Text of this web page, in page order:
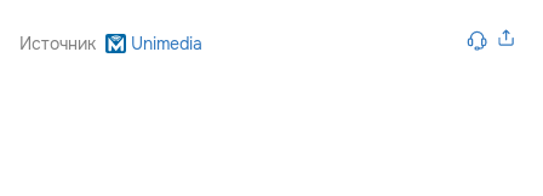
Источник Unimedia